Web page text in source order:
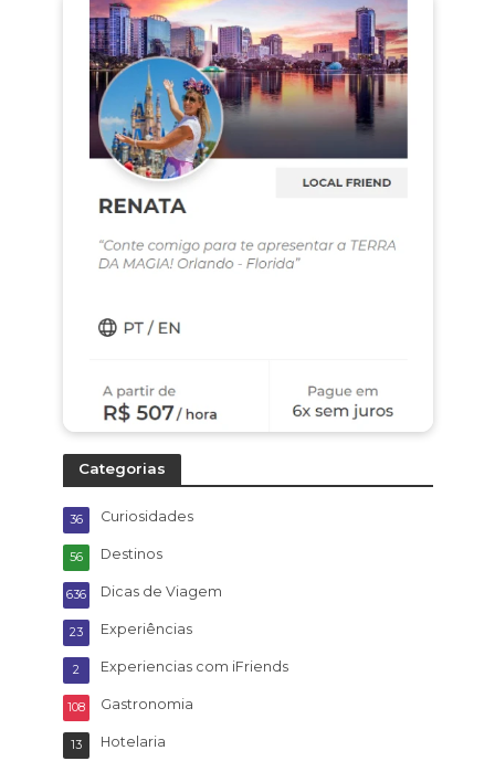
Categorias
Curiosidades
36
Destinos
56
Dicas de Viagem
636
Experiências
23
Experiencias com iFriends
2
Gastronomia
108
Hotelaria
13